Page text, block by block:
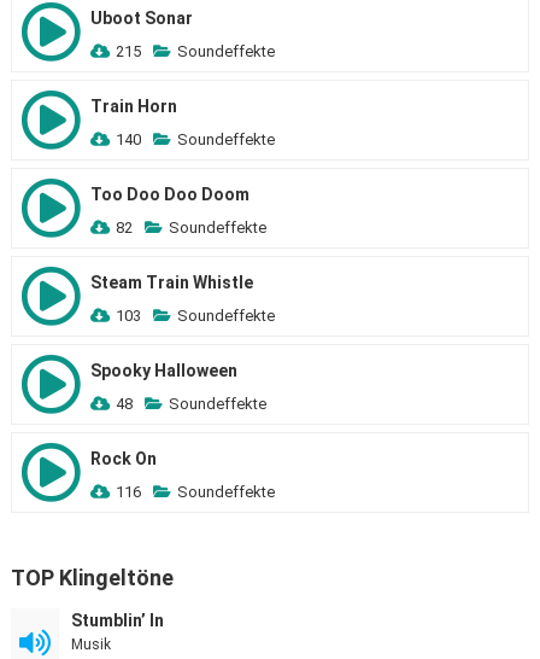
Uboot Sonar
215 Soundeffekte
Train Horn
140 Soundeffekte
Too Doo Doo Doom
82 Soundeffekte
Steam Train Whistle
103 Soundeffekte
Spooky Halloween
48 Soundeffekte
Rock On
116 Soundeffekte
TOP Klingeltöne
Stumblin’ In
Musik